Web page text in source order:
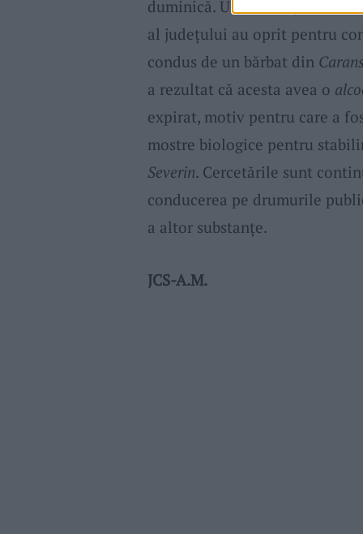
duminică. Undeva în jurul
al județului au oprit pentru
condus de un bărbat din
a rezultat că acesta avea o
expirat, motiv pentru care a
mostre biologice pentru
Severin. Cercetările sunt
conducerea pe drumurile
a altor substanțe.
JCS-A.M.